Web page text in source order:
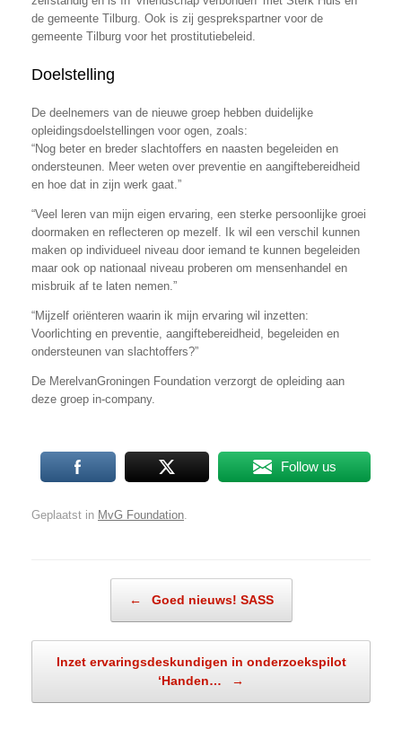
de gemeente Tilburg. Ook is zij gesprekspartner voor de
gemeente Tilburg voor het prostitutiebeleid.
Doelstelling
De deelnemers van de nieuwe groep hebben duidelijke
opleidingsdoelstellingen voor ogen, zoals:
“Nog beter en breder slachtoffers en naasten begeleiden en
ondersteunen. Meer weten over preventie en aangiftebereidheid
en hoe dat in zijn werk gaat.”
“Veel leren van mijn eigen ervaring, een sterke persoonlijke groei
doormaken en reflecteren op mezelf. Ik wil een verschil kunnen
maken op individueel niveau door iemand te kunnen begeleiden
maar ook op nationaal niveau proberen om mensenhandel en
misbruik af te laten nemen.”
“Mijzelf oriënteren waarin ik mijn ervaring wil inzetten:
Voorlichting en preventie, aangiftebereidheid, begeleiden en
ondersteunen van slachtoffers?”
De MerelvanGroningen Foundation verzorgt de opleiding aan
deze groep in-company.
Follow us
Geplaatst in MvG Foundation
← Goed nieuws! SASS
Inzet ervaringsdeskundigen in onderzoekspilot
‘Handen…
→